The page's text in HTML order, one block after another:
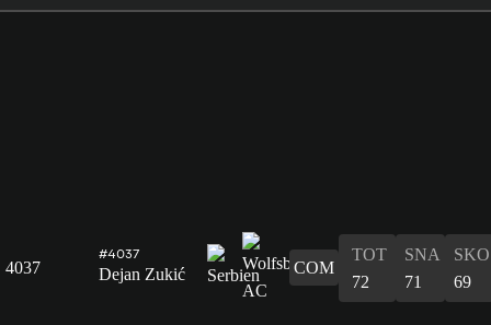
4037
#4037
Dejan Zukić COM
TOT
72
SNA
71
SKO
69